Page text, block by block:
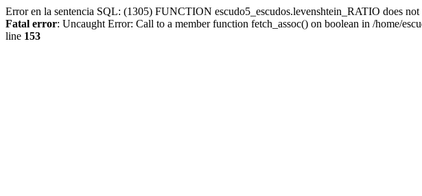
Error en la sentencia SQL: (1305) FUNCTION escudo5_escudos.levenshtein_RATIO does not
Fatal error: Uncaught Error: Call to a member function fetch_assoc() on boolean in /home/
line 153